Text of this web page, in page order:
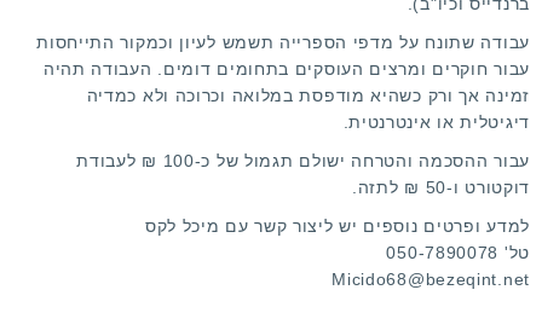
עבודה שתונח על מדפי הספרייה תשמש לעיון וכמקור התייחסות
עבור חוקרים ומרצים העוסקים בתחומים דומים. העבודה תהיה
זמינה אך ורק כשהיא מודפסת במלואה וכרוכה ולא כמדיה
דיגיטלית או אינטרנטית.
עבור ההסכמה והטרחה ישולם תגמול של כ-100 ₪ לעבודת
דוקטורט ו-50 ₪ לתזה.
למדע ופרטים נוספים יש ליצור קשר עם מיכל לקס
טל' 050-7890078
Micido68@bezeqint.net